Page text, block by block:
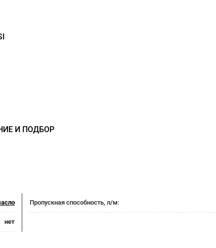
И ПОДБОР
Пропускная способность, л/м:
нет